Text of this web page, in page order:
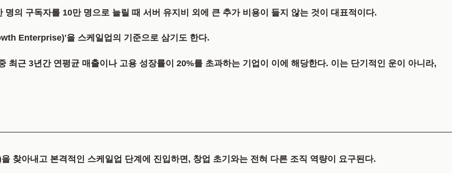
의 구독자를 10만 명으로 늘릴 때 서버 유지비 외에 큰 추가 비용이 들지 않는 것이 대표적이다.
Enterprise)'을 스케일업의 기준으로 삼기도 한다.
최근 3년간 연평균 매출이나 고용 성장률이 20%를 초과하는 기업이 이에 해당한다. 이는 단기적인 운이 아니라,
찾아내고 본격적인 스케일업 단계에 진입하면, 창업 초기와는 전혀 다른 조직 역량이 요구된다.